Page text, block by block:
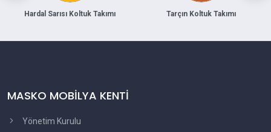
Hardal Sarısı Koltuk Takımı Tarçın Koltuk Takımı
MASKO MOBİLYA KENTİ
Yönetim Kurulu